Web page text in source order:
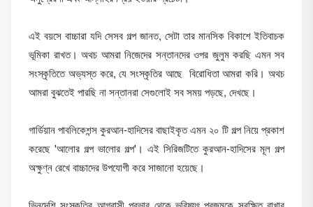
এই বয়সে বাচ্চারা যদি সেসব গল্প জানত, সেটা তার মানসিক বিকাশে ইতিবাচক
ভূমিকা রাখত। অথচ আমরা নিজেদের সন্তানদের ওপর জুলুম করছি এমন সব
সংস্কৃতিতে অভ্যস্ত করে, যে সংস্কৃতির আছে বিরোধিতা আমরা করি। অথচ
আমরা বুঝতেই পারছি না সন্তানরা সেগুলোই সব সময় পড়ছে, দেখছে।
গার্ডিয়ান পাবলিকেশন্স কুরআন-হাদিসের বাছাইকৃত এমন ২০ টি গল্প নিয়ে প্রকাশ
করেছে 'আলোর গল্প ভালোর গল্প'। এই সিরিজটিতে কুরআন-হাদিসের মূল গল্প
অক্ষুণ্ন রেখে বাচ্চাদের উপযোগী করে সাজানো হয়েছে।